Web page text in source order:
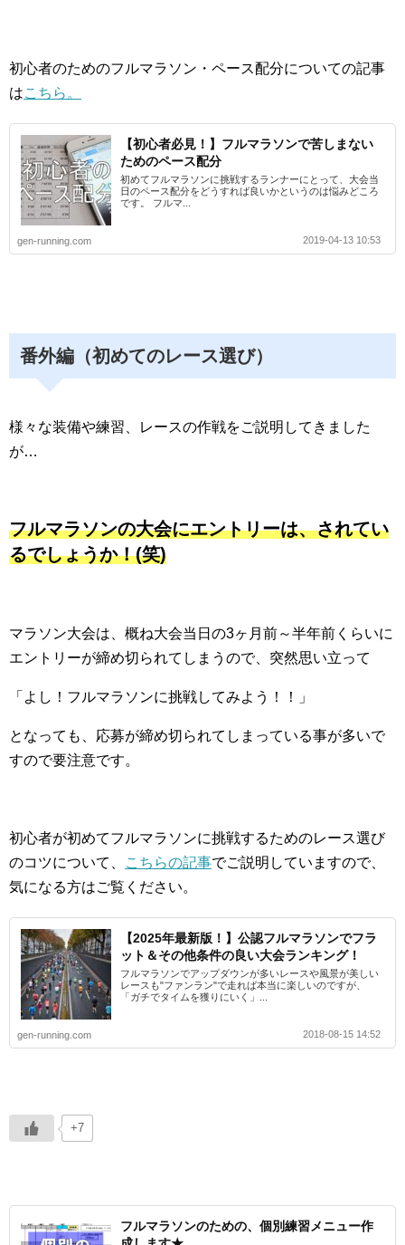
初心者のためのフルマラソン・ペース配分についての記事
はこちら。
【初心者必見！】フルマラソンで苦しまない
ためのペース配分
初めてフルマラソンに挑戦するランナーにとって、大会当
日のペース配分をどうすれば良いかというのは悩みどころ
です。 フルマ...
gen-running.com 2019-04-13 10:53
番外編（初めてのレース選び）
様々な装備や練習、レースの作戦をご説明してきました
が…
フルマラソンの大会にエントリーは、されてい
るでしょうか！(笑)
マラソン大会は、概ね大会当日の3ヶ月前～半年前くらいに
エントリーが締め切られてしまうので、突然思い立って
「よし！フルマラソンに挑戦してみよう！！」
となっても、応募が締め切られてしまっている事が多いで
すので要注意です。
初心者が初めてフルマラソンに挑戦するためのレース選び
のコツについて、
こちらの記事でご説明していますので、
気になる方はご覧ください。
【2025年最新版！】公認フルマラソンでフラ
ット＆その他条件の良い大会ランキング！
フルマラソンでアップダウンが多いレースや風景が美しい
レースも"ファンラン"で走れば本当に楽しいのですが、
「ガチでタイムを獲りにいく」...
gen-running.com 2018-08-15 14:52
+7
フルマラソンのための、個別練習メニュー作